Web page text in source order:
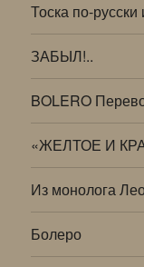
Тоска по-русски
ЗАБЫЛ!..
BOLERO
«ЖЕЛТОЕ И
Из монолога
Болеро